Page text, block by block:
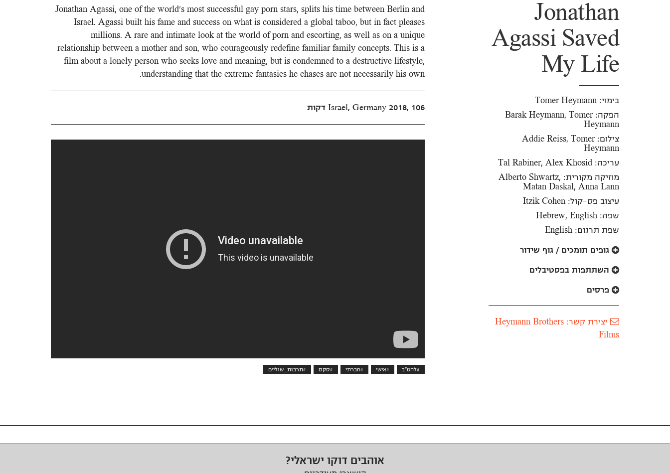
Jonathan
Agassi Saved
My Life
בימוי: Tomer Heymann
הפקה: Barak Heymann, Tomer
Heymann
צילום: Addie Reiss, Tomer
Heymann
עריכה: Tal Rabiner, Alex Khosid
מוזיקה מקורית: Alberto Shwartz,
Matan Daskal, Anna Lann
עיצוב פס-קול: Itzik Cohen
שפה: Hebrew, English
שפת תרגום: English
גופים תומכים / גוף שידור
השתתפות בפסטיבלים
פרסים
יצירת קשר: Heymann Brothers
Films
Jonathan Agassi, one of the world's most successful gay porn stars, splits his time between Berlin and
Israel. Agassi built his fame and success on what is considered a global taboo, but in fact pleases
millions. A rare and intimate look at the world of porn and escorting, as well as on a unique
relationship between a mother and son, who courageously redefine familiar family concepts. This is a
film about a lonely person who seeks love and meaning, but is condemned to a destructive lifestyle,
understanding that the extreme fantasies he chases are not necessarily his own.
Israel, Germany 2018, 106 דקות
#להט"ב #אישי #חברתי #סקס #תרבות_שוליים
אוהבים דוקו ישראלי?